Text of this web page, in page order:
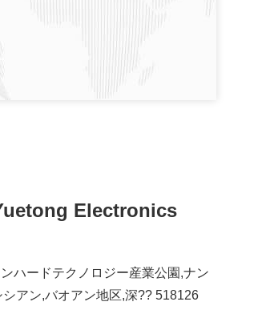
Electronics
ハードテクノロジー産業公園,ナン
アン,バオアン地区,深?? 518126